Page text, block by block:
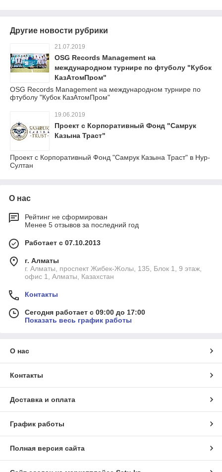
Другие новости рубрики
21.07.2019
OSG Records Management на
международном турнире по фтуболу "Кубок
КазАтомПром"
OSG Records Management на международном турнире по
фтуболу "Кубок КазАтомПром"
19.06.2019
Проект с Корпоративный Фонд "Самрук
Казына Траст"
Проект с Корпоративный Фонд "Самрук Казына Траст" в Нур-
Султан
О нас
Рейтинг не сформирован
Менее 5 отзывов за последний год
Работает с 07.10.2013
г. Алматы
г. Алматы, проспект Жибек-Жолы, 135, Блок 1, 9 этаж,
офис 1, Алматы, Казахстан
Контакты
Сегодня работает с 09:00 до 17:00
Показать весь график работы
О нас
Контакты
Доставка и оплата
График работы
Полная версия сайта